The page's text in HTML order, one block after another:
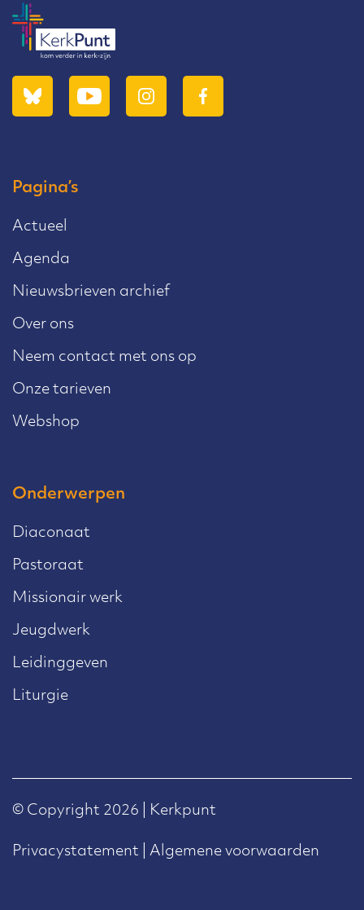
Pagina’s
Actueel
Agenda
Nieuwsbrieven archief
Over ons
Neem contact met ons op
Onze tarieven
Webshop
Onderwerpen
Diaconaat
Pastoraat
Missionair werk
Jeugdwerk
Leidinggeven
Liturgie
© Copyright 2026 | Kerkpunt
Privacystatement Algemene voorwaarden